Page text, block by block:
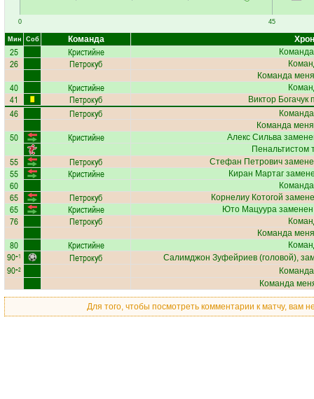
0 45
Мин Соб Команда
25 Кристийне
26 Петрокуб
Команда
40 Кристийне
41 Петрокуб Виктор Богачук
46 Петрокуб
Команда
50 Кристийне Алекс Сильва
Пенальтистом
55 Петрокуб Стефан Петрович
55 Кристийне Киран Мартаг
60
65 Петрокуб Корнелиу Котогой
65 Кристийне Юто Мацуура
76 Петрокуб
Команда
80 Кристийне
90+1 Петрокуб Салимджон Зуфейриев(головой),
90+2
Команда
Для того, чтобы посмотреть комментарии к матчу, вам